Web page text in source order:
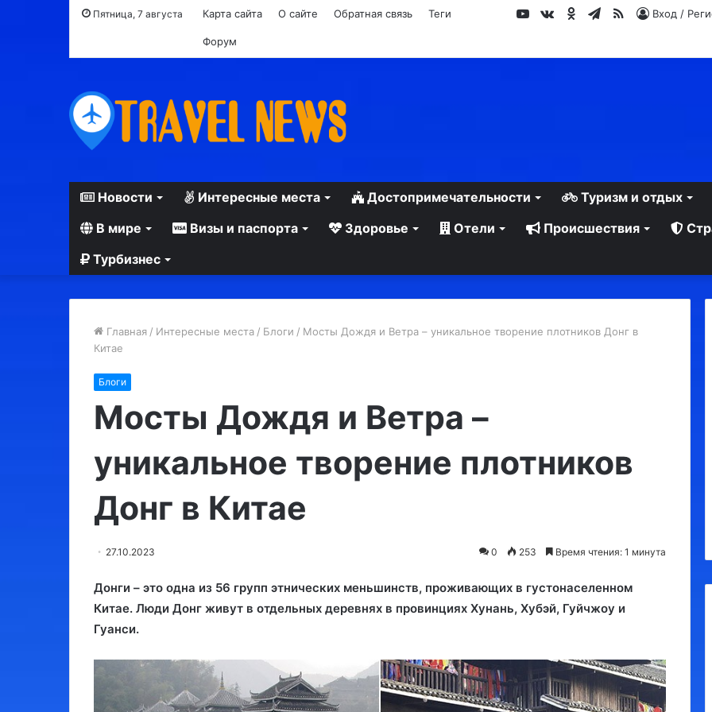
Пятница, 7 августа Карта сайта О сайте Обратная связь Теги
Форум
Вход /
RSS
Telegram
Одноклассники
vk.com
YouTube
Новости Интересные места Достопримечательности Туризм и отдых
В мире
Визы и паспорта Здоровье Отели Происшествия
Турбизнес
Главная / Интересные места / Блоги / Мосты Дождя и Ветра – уникальное творение плотников Донг в
Китае
Блоги
Мосты Дождя и Ветра –
уникальное творение плотников
Донг в Китае
27.10.2023 0 253 Время чтения: 1 минута
Донги – это одна из 56 групп этнических меньшинств, проживающих в густонаселенном
Китае. Люди Донг живут в отдельных деревнях в провинциях Хунань, Хубэй, Гуйчжоу и
Гуанси.
Израиль: места, обязательные
для посещения
10.09.2023
Утконос
курортный
россиян:
сутки
10.09.2023
Регионам разрешили взимать